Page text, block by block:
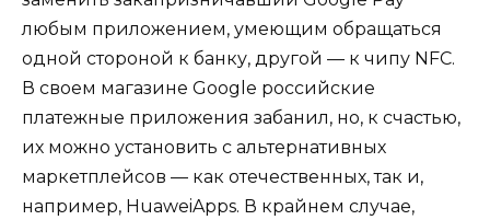
любым приложением, умеющим обращаться
одной стороной к банку, другой — к чипу NFC.
В своем магазине Google российские
платежные приложения забанил, но, к счастью,
их можно установить с альтернативных
маркетплейсов — как отечественных, так и,
например, HuaweiApps. В крайнем случае,